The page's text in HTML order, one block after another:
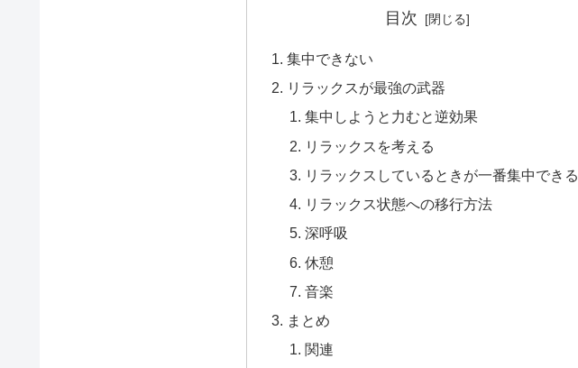
目次
集中できない
リラックスが最強の武器
集中しようと力むと逆効果
リラックスを考える
リラックスしているときが一番集中できる
リラックス状態への移行方法
深呼吸
休憩
音楽
まとめ
関連